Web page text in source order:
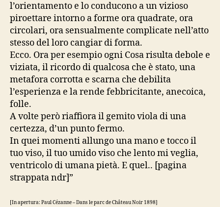
l’orientamento e lo conducono a un vizioso
piroettare intorno a forme ora quadrate, ora
circolari, ora sensualmente complicate nell’atto
stesso del loro cangiar di forma.
Ecco. Ora per esempio ogni Cosa risulta debole e
viziata, il ricordo di qualcosa che è stato, una
metafora corrotta e scarna che debilita
l’esperienza e la rende febbricitante, anecoica,
folle.
A volte però riaffiora il gemito viola di una
certezza, d’un punto fermo.
In quei momenti allungo una mano e tocco il
tuo viso, il tuo umido viso che lento mi veglia,
ventricolo di umana pietà. E quel.. [pagina
strappata ndr]”
[In apertura: Paul Cézanne – Dans le parc de Château Noir 1898]